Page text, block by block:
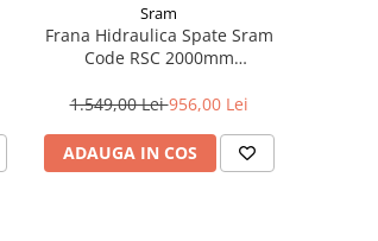
Sram
Frana Hidraulica Spate Sram
Code RSC 2000mm
1.549,00 Lei956,00 Lei
ADAUGA IN COS